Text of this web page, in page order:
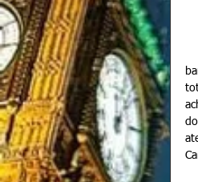
Jurnalul european a tratat de-a lungul